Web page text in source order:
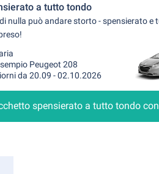
a tutto tondo
nulla può andare storto - spensierato e
Peugeot 208
da 20.09 - 02.10.2026
spensierato a tutto tondo